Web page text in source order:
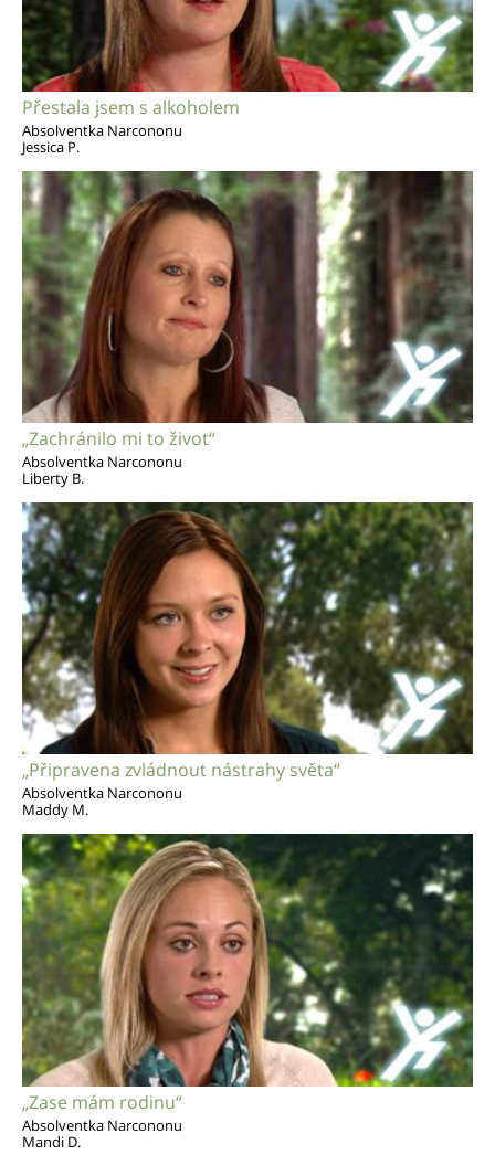
Přestala jsem s alkoholem
Absolventka Narcononu
Jessica P.
„Zachránilo mi to život“
Absolventka Narcononu
Liberty B.
„Připravena zvládnout nástrahy světa“
Absolventka Narcononu
Maddy M.
„Zase mám rodinu“
Absolventka Narcononu
Mandi D.